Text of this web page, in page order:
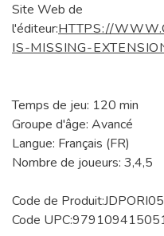
Site Web de
l'éditeur:HTTPS://
IS-MISSING-
Temps de jeu: 120 min
Groupe d'âge: Avancé
Langue: Français (FR)
Nombre de joueurs: 3,4,5
Code de
Code